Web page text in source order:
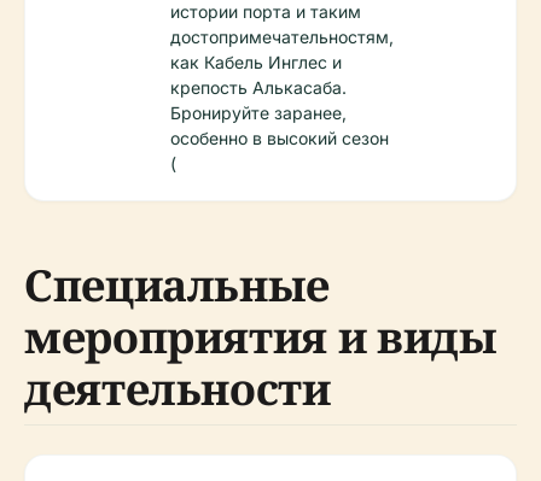
истории порта и таким
достопримечательностям,
как Кабель Инглес и
крепость Алькасаба.
Бронируйте заранее,
особенно в высокий сезон
(
Специальные
мероприятия и виды
деятельности